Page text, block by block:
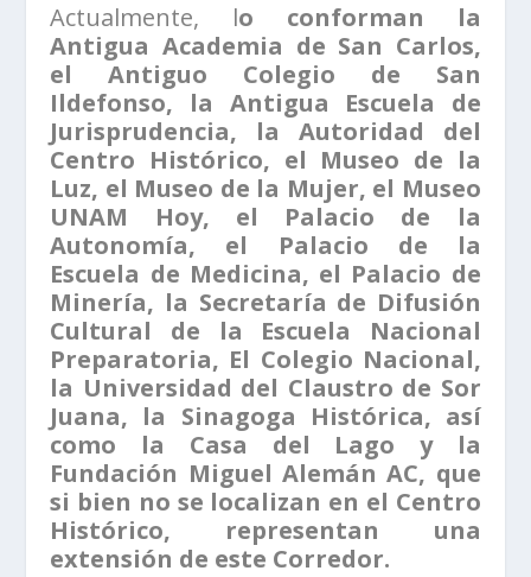
Actualmente, lo conforman la
Antigua Academia de San Carlos,
el Antiguo Colegio de San
Ildefonso, la Antigua Escuela de
Jurisprudencia, la Autoridad del
Centro Histórico, el Museo de la
Luz, el Museo de la Mujer, el Museo
UNAM Hoy, el Palacio de la
Autonomía, el Palacio de la
Escuela de Medicina, el Palacio de
Minería, la Secretaría de Difusión
Cultural de la Escuela Nacional
Preparatoria, El Colegio Nacional,
la Universidad del Claustro de Sor
Juana, la Sinagoga Histórica, así
como la Casa del Lago y la
Fundación Miguel Alemán AC, que
si bien no se localizan en el Centro
Histórico, representan una
extensión de este Corredor.